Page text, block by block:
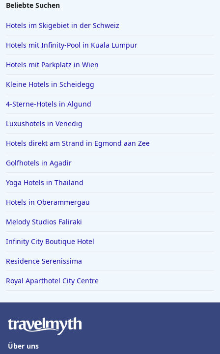
Beliebte Suchen
Hotels im Skigebiet in der Schweiz
Hotels mit Infinity-Pool in Kuala Lumpur
Hotels mit Parkplatz in Wien
Kleine Hotels in Scheidegg
4-Sterne-Hotels in Algund
Luxushotels in Venedig
Hotels direkt am Strand in Egmond aan Zee
Golfhotels in Agadir
Yoga Hotels in Thailand
Hotels in Oberammergau
Melody Studios Faliraki
Infinity City Boutique Hotel
Residence Serenissima
Royal Aparthotel City Centre
Über uns